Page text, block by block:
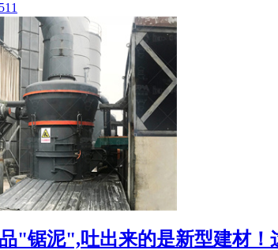
"锯泥",吐出来的是新型建材！